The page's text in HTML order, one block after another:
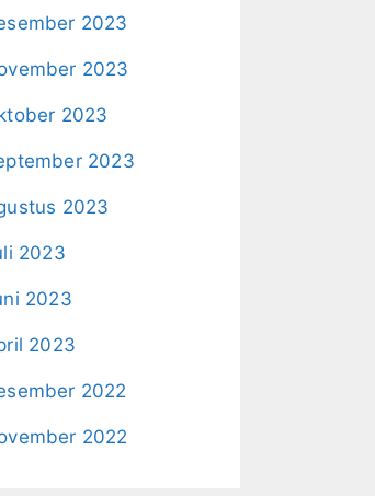
2023
2023
2023
2023
2023
2023
2023
2023
2022
2022